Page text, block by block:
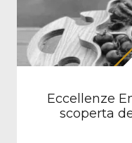
Eccellenze
scoperta